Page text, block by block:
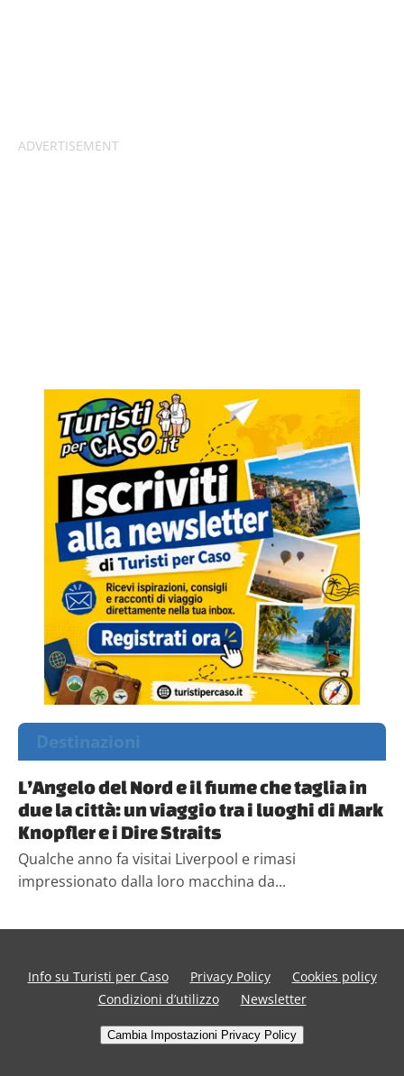
Destinazioni
L’Angelo del Nord e il fiume che taglia in
due la città: un viaggio tra i luoghi di Mark
Knopfler e i Dire Straits
Qualche anno fa visitai Liverpool e rimasi
impressionato dalla loro macchina da...
Info su Turisti per Caso Privacy Policy
Cookies policy
Condizioni d’utilizzo
Newsletter
Cambia Impostazioni Privacy Policy